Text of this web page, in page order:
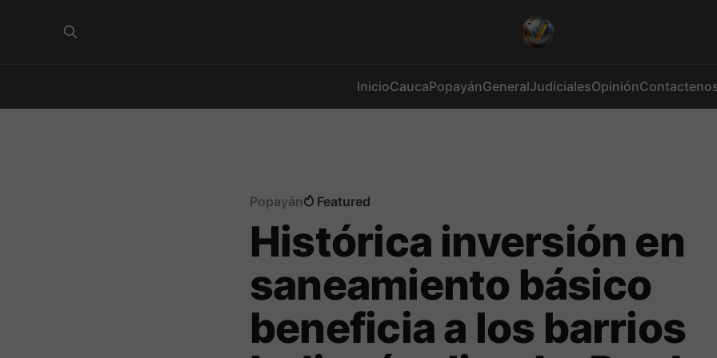
InicioCaucaPopayánGeneralJudicialesOpinión
Popayán Featured
Histórica inversión en
saneamiento básico
beneficia a los barrios